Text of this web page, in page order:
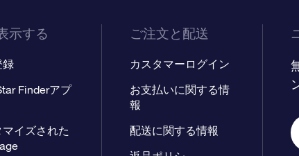
示する
録
Finderアプ
マイズされた
ご注文と配送
カスタマーログイン
お支払いに関する情
報
配送に関する情報